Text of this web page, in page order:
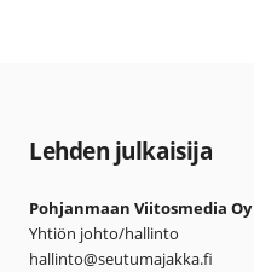
Lehden julkaisija
Pohjanmaan Viitosmedia Oy
Yhtiön johto/hallinto
hallinto@seutumajakka.fi